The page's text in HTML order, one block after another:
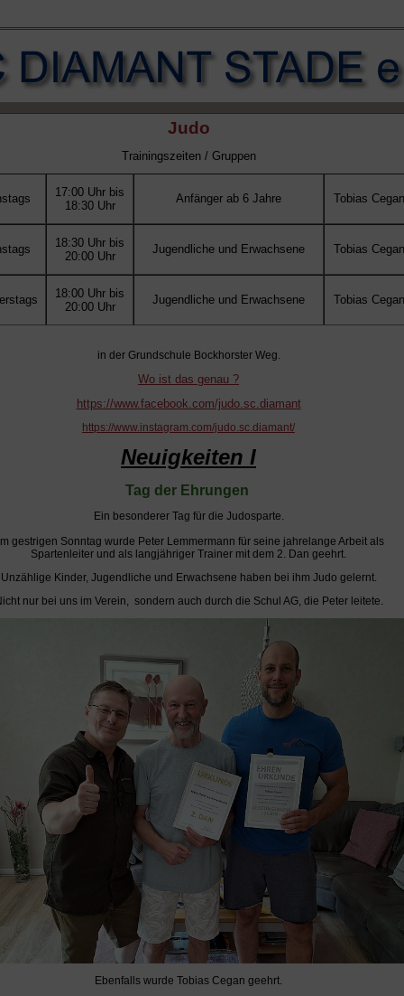
Judo
Trainingszeiten / Gruppen
17:00 Uhr bis
18:30 Uhr
Anfänger ab 6 Jahre Tobias Cegan
18:30 Uhr bis
20:00 Uhr
Jugendliche und Erwachsene Tobias Cegan
18:00 Uhr bis
20:00 Uhr
Jugendliche und Erwachsene Tobias Cegan
in der Grundschule Bockhorster Weg.
Wo ist das genau ?
https://www.facebook.com/judo.sc.diamant
https://www.instagram.com/judo.sc.diamant/
Neuigkeiten I
Tag der Ehrungen
Ein besonderer Tag für die Judosparte.
gestrigen Sonntag wurde Peter Lemmermann für seine jahrelange Arbeit als
Spartenleiter und als langjähriger Trainer mit dem 2. Dan geehrt.
Unzählige Kinder, Jugendliche und Erwachsene haben bei ihm Judo gelernt.
nur bei uns im Verein, sondern auch durch die Schul AG, die Peter leitete.
Ebenfalls wurde Tobias Cegan geehrt.